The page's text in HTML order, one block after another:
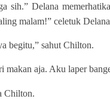
sih.” Delana
malam!” celetuk
begitu,” sahut Chilton.
makan aja. Aku laper
Chilton.